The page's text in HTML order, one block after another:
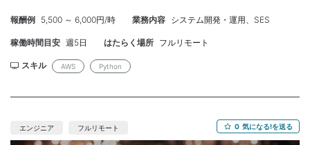
ンテナを利用したプログラムの開発 ・pandasの利用経験
報酬例 5,500 ～ 6,000円/時 業務内容 システム開発・運用、SES
稼働時間目安 週5日 はたらく場所 フルリモート
スキル AWS Python
エンジニア フルリモート 0 気になる!を送る